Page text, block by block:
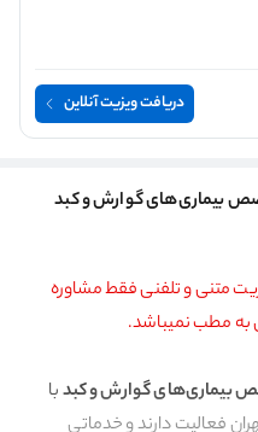
دریافت ویزیت آنلاین
بیماری‌های گوارش و کبد
متنی و تلفنی فقط مشاوره
به مطب نمیباشد.
بیماری‌های گوارش و کبدبا
44357 در شهر تهران فعالیت دارند و خدماتی